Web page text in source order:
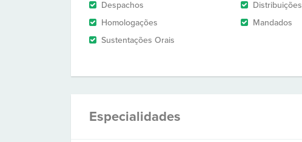
Despachos
Distribuições
Homologações
Mandados
Sustentações Orais
Especialidades